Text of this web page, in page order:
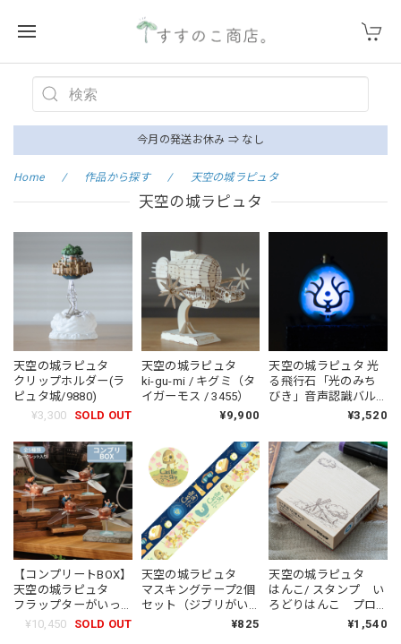
今月の発送お休み ⇒ なし
Home 作品から探す 天空の城ラピュタ
天空の城ラピュタ
天空の城ラピュタ
クリップホルダー(ラ
ピュタ城/9880)
¥3,300
SOLD OUT
天空の城ラピュタ
ki-gu-mi / キグミ（タ
イガーモス / 3455）
¥9,900
天空の城ラピュタ 光
る飛行石「光のみち
びき」音声認識バル
¥3,520
【コンプリートBOX】
天空の城ラピュタ
フラップターがいっ
ぱいコレクション
¥10,450 SOLD OUT
天空の城ラピュタ
マスキングテープ2個
セット（ジブリがい
¥825
天空の城ラピュタ
はんこ/ スタンプ い
ろどりはんこ プロ
ローグ（0352）¥1,540